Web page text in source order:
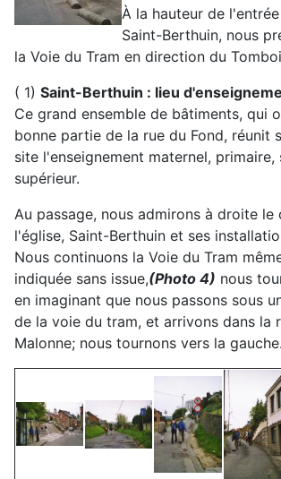
À la hauteur de
Saint-Berthuin, nous
la Voie du Tram en direction du
( 1) Saint-Berthuin : lieu
Ce grand ensemble de bâtiments, qui
bonne partie de la rue du Fond, réunit
site l'enseignement maternel, primaire,
supérieur.
Au passage, nous admirons à droite le
l'église, Saint-Berthuin et ses
Nous continuons la Voie du Tram
indiquée sans issue,(Photo 4) nous
en imaginant que nous passons sous
de la voie du tram, et arrivons dans la
Malonne; nous tournons vers la gauche.